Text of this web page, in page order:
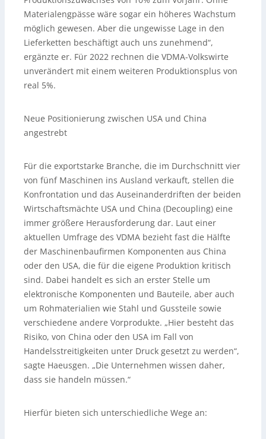
Materialengpässe wäre sogar ein höheres Wachstum
möglich gewesen. Aber die ungewisse Lage in den
Lieferketten beschäftigt auch uns zunehmend“,
ergänzte er. Für 2022 rechnen die VDMA-Volkswirte
unverändert mit einem weiteren Produktionsplus von
real 5%.
Neue Positionierung zwischen USA und China
angestrebt
Für die exportstarke Branche, die im Durchschnitt vier
von fünf Maschinen ins Ausland verkauft, stellen die
Konfrontation und das Auseinanderdriften der beiden
Wirtschaftsmächte USA und China (Decoupling) eine
immer größere Herausforderung dar. Laut einer
aktuellen Umfrage des VDMA bezieht fast die Hälfte
der Maschinenbaufirmen Komponenten aus China
oder den USA, die für die eigene Produktion kritisch
sind. Dabei handelt es sich an erster Stelle um
elektronische Komponenten und Bauteile, aber auch
um Rohmaterialien wie Stahl und Gussteile sowie
verschiedene andere Vorprodukte. „Hier besteht das
Risiko, von China oder den USA im Fall von
Handelsstreitigkeiten unter Druck gesetzt zu werden“,
sagte Haeusgen. „Die Unternehmen wissen daher,
dass sie handeln müssen.“
Hierfür bieten sich unterschiedliche Wege an: